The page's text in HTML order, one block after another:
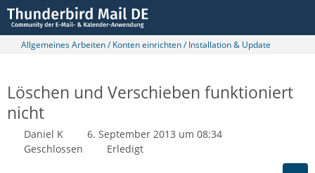
Allgemeines Arbeiten / Konten einrichten / Installation & Update
Löschen und Verschieben funktioniert
nicht
Daniel K
6. September 2013 um 08:34
Geschlossen
Erledigt